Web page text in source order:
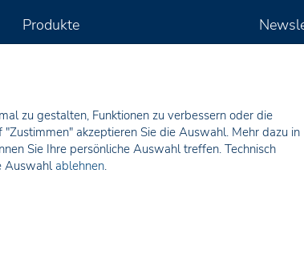
zu gestalten, Funktionen zu verbessern oder die
akzeptieren Sie die Auswahl. Mehr dazu in
Sie Ihre persönliche Auswahl treffen. Technisch
Auswahlablehnen.
Produkte
KNX Systemgeräte
KNX Automatisierung
KNX Gebäudeautomation
Sie